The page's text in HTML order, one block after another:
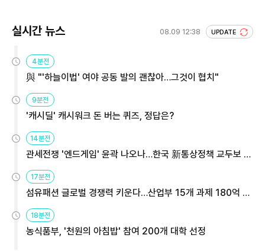
실시간 뉴스 08.09 12:38 UPDATE
4분전
與 "'하늘이법' 여야 공동 발의 괜찮아…그것이 협치"
9분전
'캐시딜' 캐시워크 돈 버는 퀴즈, 정답은?
14분전
관세전쟁 '엔드게임' 윤곽 나오나…한국 新통상정책 교두보 활
용해야
17분전
섬유패션 글로벌 경쟁력 키운다…산업부 15개 과제 180억 지
원
18분전
농식품부, '천원의 아침밥' 참여 200개 대학 선정